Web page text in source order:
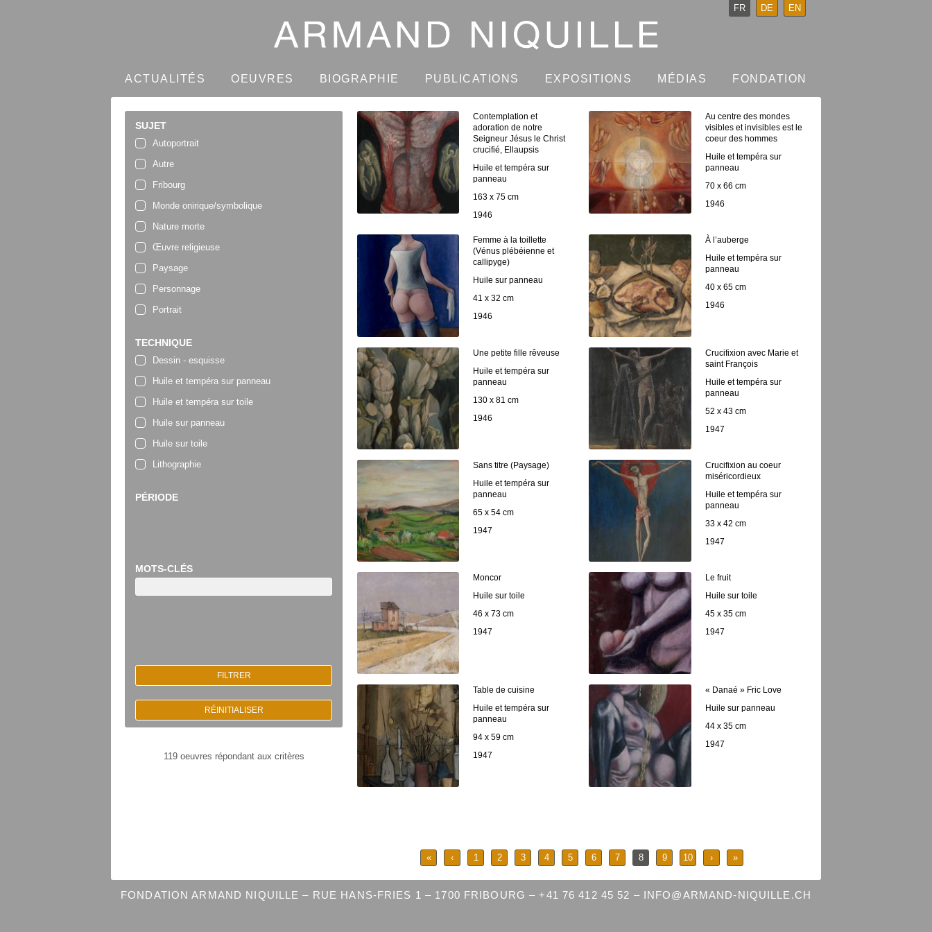
ACTUALITÉS OEUVRES BIOGRAPHIE PUBLICATIONS EXPOSITIONS MÉDIAS FONDATION
FR DE EN
SUJET
Autoportrait
Autre
Fribourg
Monde onirique/symbolique
Nature morte
Œuvre religieuse
Paysage
Personnage
Portrait
TECHNIQUE
Dessin - esquisse
Huile et tempéra sur panneau
Huile et tempéra sur toile
Huile sur panneau
Huile sur toile
Lithographie
PÉRIODE
MOTS-CLÉS
FILTRER
RÉINITIALISER
119 oeuvres répondant aux critères
Contemplation et
adoration de notre
Seigneur Jésus le Christ
crucifié, Ellaupsis
Huile et tempéra sur
panneau
163 x 75 cm
1946
Au centre des mondes
visibles et invisibles est le
coeur des hommes
Huile et tempéra sur
panneau
70 x 66 cm
1946
Femme à la toillette
(Vénus plébéienne et
callipyge)
Huile sur panneau
41 x 32 cm
1946
À l’auberge
Huile et tempéra sur
panneau
40 x 65 cm
1946
Une petite fille rêveuse
Huile et tempéra sur
panneau
130 x 81 cm
1946
Crucifixion avec Marie et
saint François
Huile et tempéra sur
panneau
52 x 43 cm
1947
Sans titre (Paysage)
Huile et tempéra sur
panneau
65 x 54 cm
1947
Crucifixion au coeur
miséricordieux
Huile et tempéra sur
panneau
33 x 42 cm
1947
Moncor
Huile sur toile
46 x 73 cm
1947
Le fruit
Huile sur toile
45 x 35 cm
1947
Table de cuisine
Huile et tempéra sur
panneau
94 x 59 cm
1947
« Danaé » Fric Love
Huile sur panneau
44 x 35 cm
1947
« ‹ 1 2 3 4 5 6 7 8 9 10 › »
FONDATION ARMAND NIQUILLE – RUE HANS-FRIES 1 – 1700 FRIBOURG – +41 76 412 45 52 – INFO@ARMAND-NIQUILLE.CH